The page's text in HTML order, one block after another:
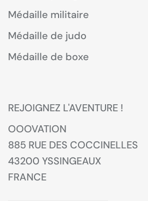
Médaille militaire
Médaille de judo
Médaille de boxe
REJOIGNEZ L'AVENTURE !
OOOVATION
885 RUE DES COCCINELLES
43200 YSSINGEAUX
FRANCE